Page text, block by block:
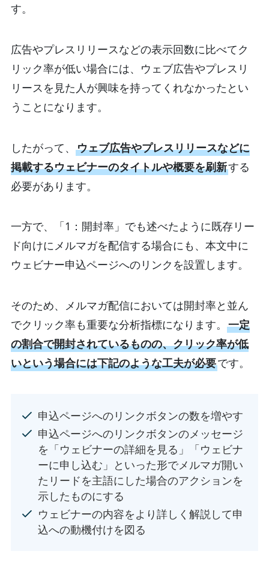
す。
広告やプレスリリースなどの表示回数に比べてク
リック率が低い場合には、ウェブ広告やプレスリ
リースを見た人が興味を持ってくれなかったとい
うことになります。
したがって、 ウェブ広告やプレスリリースなどに
掲載するウェビナーのタイトルや概要を刷新する
必要があります。
一方で、「1：開封率」でも述べたように既存リー
ド向けにメルマガを配信する場合にも、本文中に
ウェビナー申込ページへのリンクを設置します。
そのため、メルマガ配信においては開封率と並ん
でクリック率も重要な分析指標になります。 一定
の割合で開封されているものの、クリック率が低
いという場合には下記のような工夫が必要です。
申込ページへのリンクボタンの数を増やす
申込ページへのリンクボタンのメッセージ
を「ウェビナーの詳細を見る」「ウェビナ
ーに申し込む」といった形でメルマガ開い
たリードを主語にした場合のアクションを
示したものにする
ウェビナーの内容をより詳しく解説して申
込への動機付けを図る